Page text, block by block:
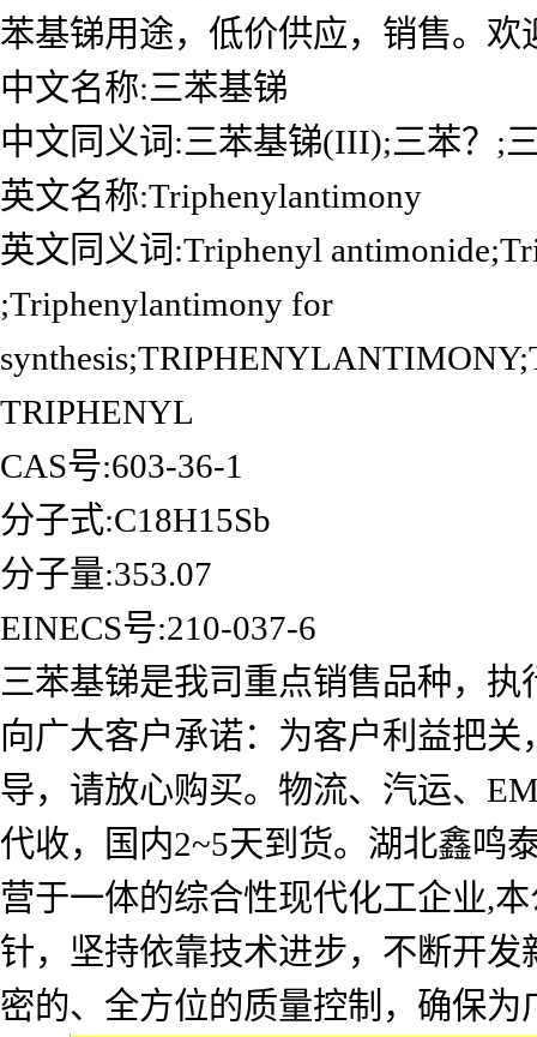
苯基锑用途，低价供应，销售。
中文名称:三苯基锑
中文同义词:三苯基锑(III);三苯？;
英文名称:Triphenylantimony
英文同义词:Triphenyl
;Triphenylantimony for
TRIPHENYL
CAS号:603-36-1
分子式:C18H15Sb
分子量:353.07
EINECS号:210-037-6
三苯基锑是我司重点销售品种，
向广大客户承诺：为客户利益把
导，请放心购买。物流、汽运、
代收，国内2~5天到货。湖北鑫鸣
营于一体的综合性现代化工企业,
针，坚持依靠技术进步，不断开
密的、全方位的质量控制，确保